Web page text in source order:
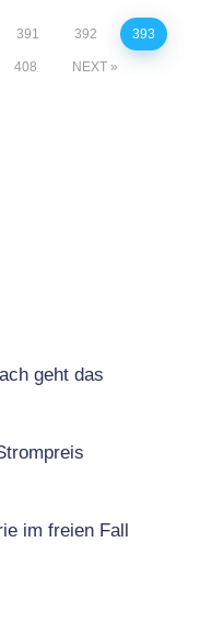
391 392 393
408 NEXT
geht das
im freien Fall